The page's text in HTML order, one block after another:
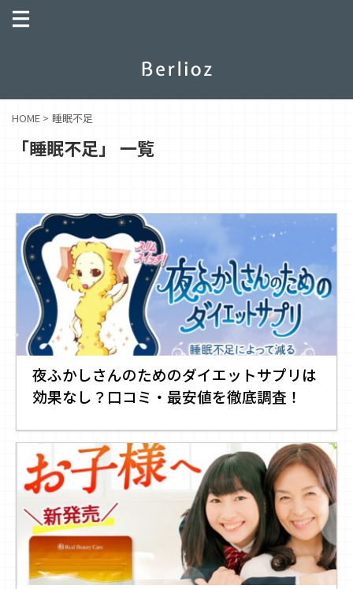
HOME > 睡眠不足
「睡眠不足」 一覧
夜ふかしさんのためのダイエットサプリは
効果なし？口コミ・最安値を徹底調査！